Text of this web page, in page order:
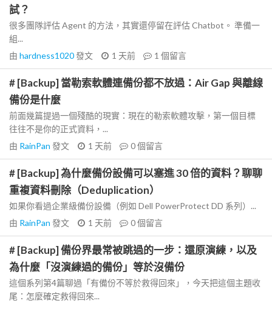
試？
很多團隊評估 Agent 的方法，其實還停留在評估 Chatbot。 準備一
組...
由 hardness1020發文 1 天前 1 個留言
# [Backup] 當勒索軟體連備份都不放過：Air Gap 與離線
備份是什麼
前面幾篇提過一個殘酷的現實：現在的勒索軟體攻擊，第一個目標
往往不是你的正式資料，...
由 RainPan 發文 1 天前 0個留言
# [Backup] 為什麼備份設備可以塞進 30 倍的資料？聊聊
重複資料刪除（Deduplication）
如果你看過企業級備份設備（例如 Dell PowerProtect DD 系列）...
由 RainPan 發文 1 天前 0個留言
# [Backup] 備份界最常被跳過的一步：還原演練，以及
為什麼「沒演練過的備份」等於沒備份
這個系列第4篇聊過「有備份不等於救得回來」，今天把這個主題收
尾：怎麼確定救得回來...